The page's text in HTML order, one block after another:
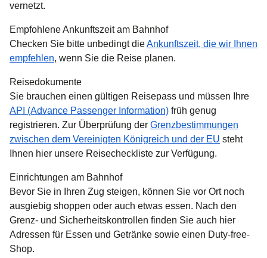
vernetzt.
Empfohlene Ankunftszeit am Bahnhof
Checken Sie bitte unbedingt dieAnkunftszeit, die wir Ihnen
empfehlen, wenn Sie die Reise planen.
Reisedokumente
Sie brauchen einen gültigen Reisepass und müssen Ihre
API (Advance Passenger Information) früh genug
registrieren. Zur Überprüfung der Grenzbestimmungen
zwischen dem Vereinigten Königreich und der EU steht
Ihnen hier unsere Reisecheckliste zur Verfügung.
Einrichtungen am Bahnhof
Bevor Sie in Ihren Zug steigen, können Sie vor Ort noch
ausgiebig shoppen oder auch etwas essen. Nach den
Grenz- und Sicherheitskontrollen finden Sie auch hier
Adressen für Essen und Getränke sowie einen Duty-free-
Shop.